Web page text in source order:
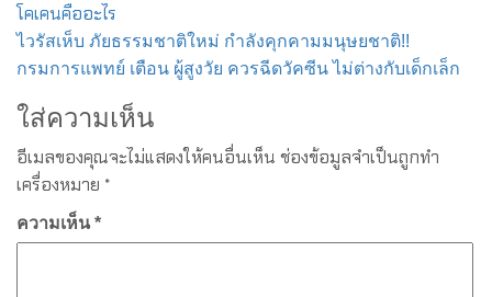
โคเคนคืออะไร
แนะแนว
เรื่อง
ไวรัสเห็บ ภัยธรรมชาติใหม่ กำลังคุกคามมนุษยชาติ!!
กรมการแพทย์ เตือน ผู้สูงวัย ควรฉีดวัคซีน ไม่ต่างกับเด็กเล็ก
ใส่ความเห็น
อีเมลของคุณจะไม่แสดงให้คนอื่นเห็น ช่องข้อมูลจำเป็นถูกทำ
เครื่องหมาย *
ความเห็น*